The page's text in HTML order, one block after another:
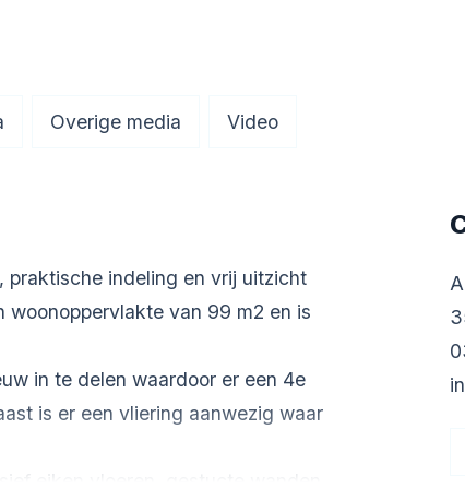
Overige media Video
praktische indeling en vrij uitzicht
woonoppervlakte van 99 m2 en is
in te delen waardoor er een 4e
is er een vliering aanwezig waar